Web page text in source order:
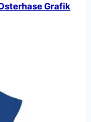
Grafik